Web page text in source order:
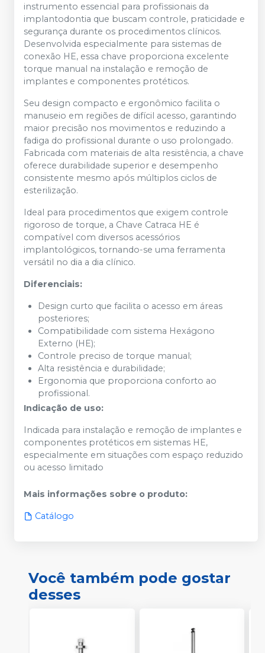
instrumento essencial para profissionais da
implantodontia que buscam controle, praticidade e
segurança durante os procedimentos clínicos.
Desenvolvida especialmente para sistemas de
conexão HE, essa chave proporciona excelente
torque manual na instalação e remoção de
implantes e componentes protéticos.
Seu design compacto e ergonômico facilita o
manuseio em regiões de difícil acesso, garantindo
maior precisão nos movimentos e reduzindo a
fadiga do profissional durante o uso prolongado.
Fabricada com materiais de alta resistência, a chave
oferece durabilidade superior e desempenho
consistente mesmo após múltiplos ciclos de
esterilização.
Ideal para procedimentos que exigem controle
rigoroso de torque, a Chave Catraca HE é
compatível com diversos acessórios
implantológicos, tornando-se uma ferramenta
versátil no dia a dia clínico.
Diferenciais:
Design curto que facilita o acesso em áreas
posteriores;
Compatibilidade com sistema Hexágono
Externo (HE);
Controle preciso de torque manual;
Alta resistência e durabilidade;
Ergonomia que proporciona conforto ao
profissional.
Indicação de uso:
Indicada para instalação e remoção de implantes e
componentes protéticos em sistemas HE,
especialmente em situações com espaço reduzido
ou acesso limitado
Mais informações sobre o produto:
Catálogo
Você também pode gostar
desses